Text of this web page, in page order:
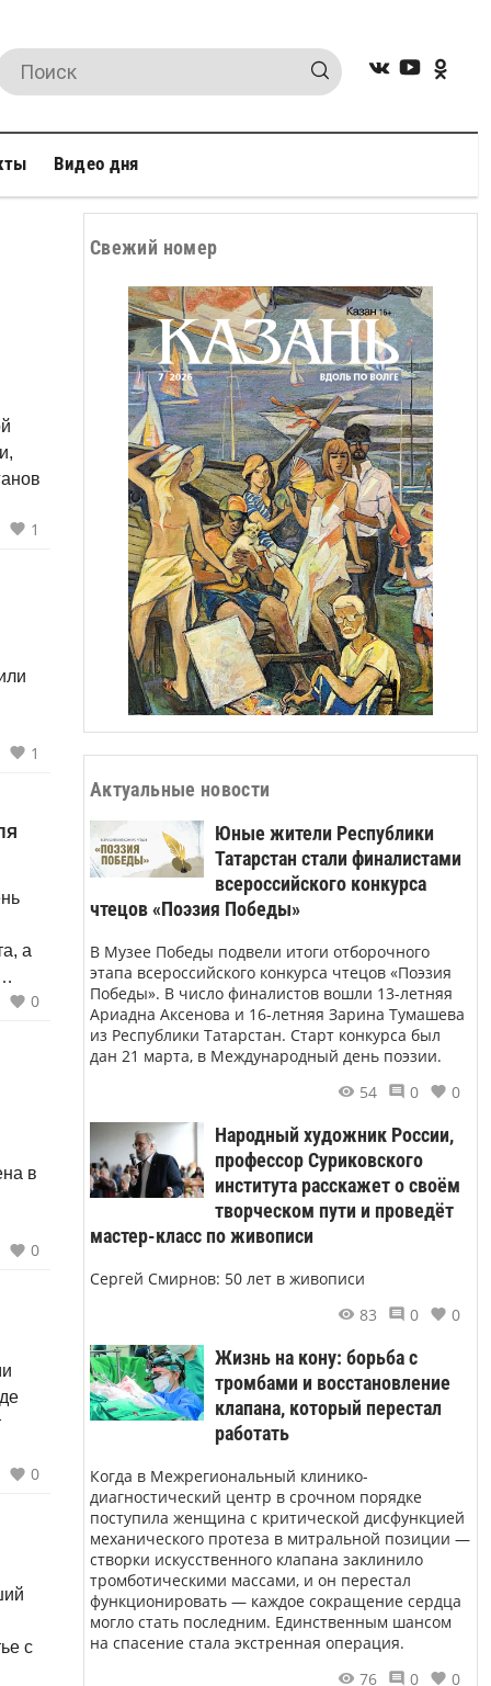
Видео дня
1
1
а
0
в
0
0
с
Свежий номер
Актуальные новости
Юные жители Республики
Татарстан стали финалистами
всероссийского конкурса
чтецов «Поэзия Победы»
В Музее Победы подвели итоги отборочного
этапа всероссийского конкурса чтецов «Поэзия
Победы». В число финалистов вошли 13-летняя
Ариадна Аксенова и 16-летняя Зарина Тумашева
из Республики Татарстан. Старт конкурса был
дан 21 марта, в Международный день поэзии.
54
0 0
Народный художник России,
профессор Суриковского
института расскажет о своём
творческом пути и проведёт
мастер-класс по живописи
Сергей Смирнов: 50 лет в живописи
83
0 0
Жизнь на кону: борьба с
тромбами и восстановление
клапана, который перестал
работать
Когда в Межрегиональный клинико-
диагностический центр в срочном порядке
поступила женщина с критической дисфункцией
механического протеза в митральной позиции —
створки искусственного клапана заклинило
тромботическими массами, и он перестал
функционировать — каждое сокращение сердца
могло стать последним. Единственным шансом
на спасение стала экстренная операция.
76
0 0